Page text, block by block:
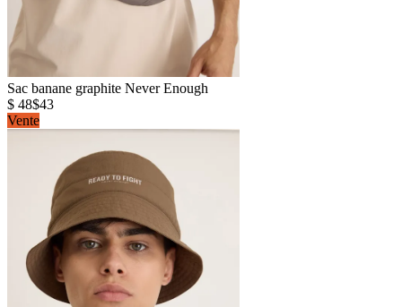
Sac banane graphite Never Enough
$ 48$43
Vente